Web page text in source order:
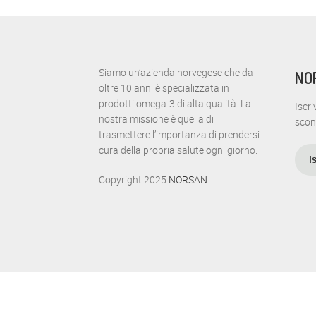
Siamo un’azienda norvegese che da
oltre 10 anni è specializzata in
prodotti omega-3 di alta qualità. La
nostra missione è quella di
trasmettere l’importanza di prendersi
cura della propria salute ogni giorno.
Copyright 2025 NORSAN